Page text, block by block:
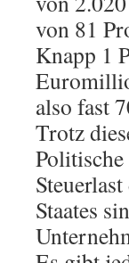
von 81
Knapp 1
also fast
Trotz
Politische
Staates